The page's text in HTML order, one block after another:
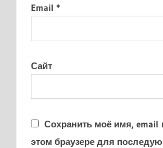
Email *
Сайт
Сохранить моё имя, email
этом браузере для